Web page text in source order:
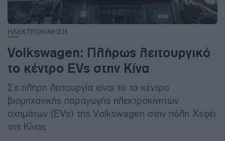
ΗΛΕΚΤΡΟΚΙΝΗΣΗ
Volkswagen: Πλήρως λειτουργικό
το κέντρο EVs στην Κίνα
Σε πλήρη λειτουργία είναι το το κέντρο
βιομηχανικής παραγωγής ηλεκτροκίνητων
οχημάτων (EVs) της Volkswagen στην πόλη Χεφέι
της Κίνας